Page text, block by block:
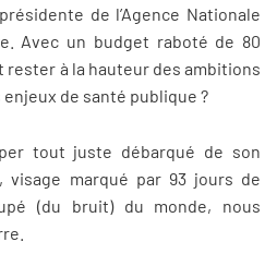
de l’Agence Nationale
Avec un budget raboté de 80
rester à la hauteur des ambitions
de santé publique ?
tout juste débarqué de son
visage marqué par 93 jours de
(du bruit) du monde, nous